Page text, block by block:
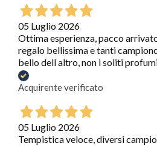
05 Luglio 2026
Ottima esperienza, pacco
regalo bellissima e tanti
bello dell altro, non i soliti
Acquirente verificato
05 Luglio 2026
Tempistica veloce, diversi